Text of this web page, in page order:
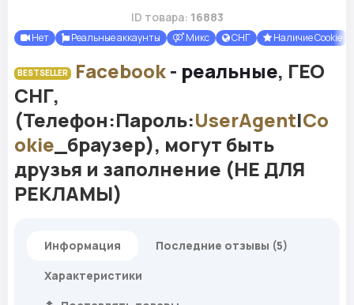
ID товара: 16883
Нет Реальные аккаунты Микс СНГ Наличие Cookie
BESTSELLER Facebook- реальные, ГЕО
СНГ,
(Телефон:Пароль:UserAgent|Co
okie _браузер), могут быть
друзья и заполнение (НЕ ДЛЯ
РЕКЛАМЫ)
Информация
Последние отзывы (5)
Характеристики